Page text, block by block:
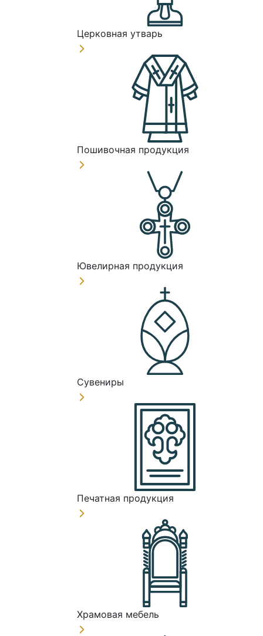
Церковная утварь
Пошивочная продукция
Ювелирная продукция
Сувениры
Печатная продукция
Храмовая мебель